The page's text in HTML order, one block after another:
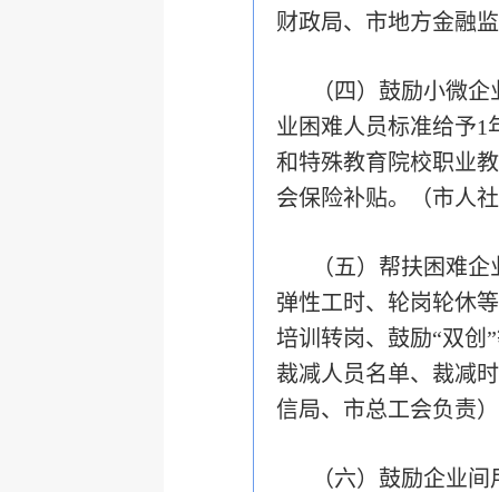
财政局、 市地方金融
（四）鼓励小微
业困难人员标准给予1
和特殊教育院校职业
会保险补贴。（市人
（五）帮扶困难
弹性工时、轮岗轮休
培训转岗、鼓励“双创
裁减人员名单、裁减
信局、市总工会负责）
（六）鼓励企业